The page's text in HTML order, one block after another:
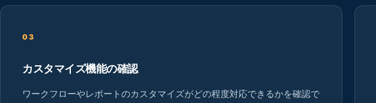
03
カスタマイズ機能の確認
ワークフローやレポートのカスタマイズがどの程度対応できるかを確認で